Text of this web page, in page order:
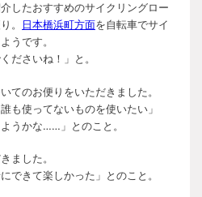
したおすすめのサイクリングロー
。 日本橋浜町方面を自転車でサイ
うです。
ださいね！」と。
てのお便りをいただきました。
も使ってないものを使いたい」
うかな……」とのこと。
ました。
できて楽しかった」とのこと。